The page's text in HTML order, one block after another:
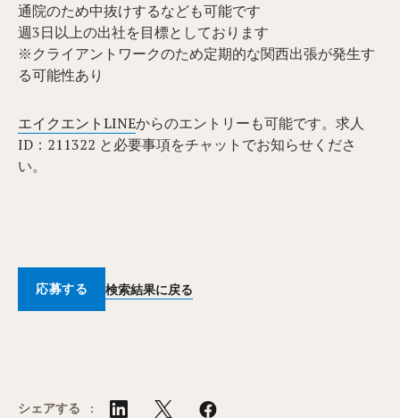
通院のため中抜けするなども可能です
週3日以上の出社を目標としております
※クライアントワークのため定期的な関西出張が発生す
る可能性あり
エイクエントLINEからのエントリーも可能です。求人
ID：211322 と必要事項をチャットでお知らせくださ
い。
応募する 検索結果に戻る
シェアする :